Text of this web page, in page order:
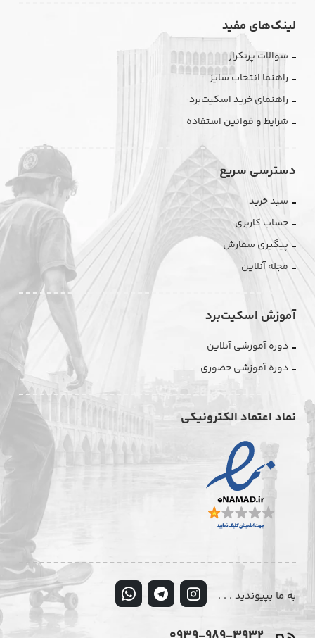
لینک‌های مفید
سوالات پرتکرار
راهنما انتخاب سایز
راهنمای خرید اسکیت‌برد
شرایط و قوانین استفاده
دسترسی سریع
سبد خرید
حساب کاربری
پیگیری سفارش
مجله آنلاین
آموزش اسکیت‌برد
دوره آموزشی آنلاین
دوره آموزشی حضوری
نماد اعتماد الکترونیکی
به ما بپیوندید . . .